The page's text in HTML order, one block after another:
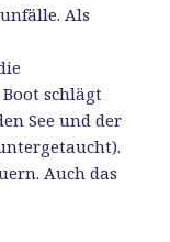
Als
schlägt
See und der
Auch das